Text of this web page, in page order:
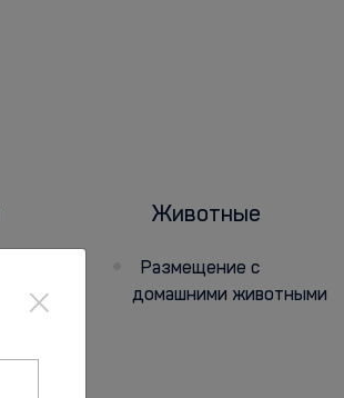
Животные
Размещение с
домашними животными
×